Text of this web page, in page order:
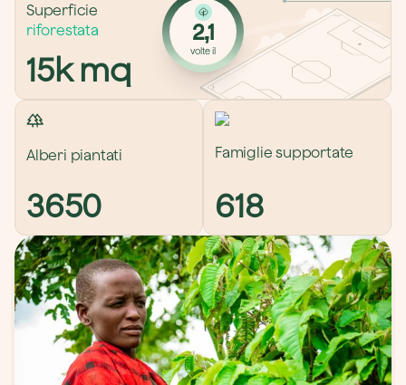
2,1
volte il
Superficie
riforestata
15k mq
Alberi piantati
3650
Famiglie supportate
618